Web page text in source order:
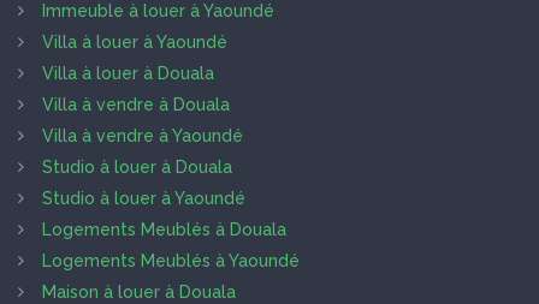
Immeuble à louer à Yaoundé
Villa à louer à Yaoundé
Villa à louer à Douala
Villa à vendre à Douala
Villa à vendre à Yaoundé
Studio à louer à Douala
Studio à louer à Yaoundé
Logements Meublés à Douala
Logements Meublés à Yaoundé
Maison à louer à Douala